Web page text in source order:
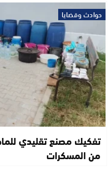
حوادث وقضايا
من المسكرات